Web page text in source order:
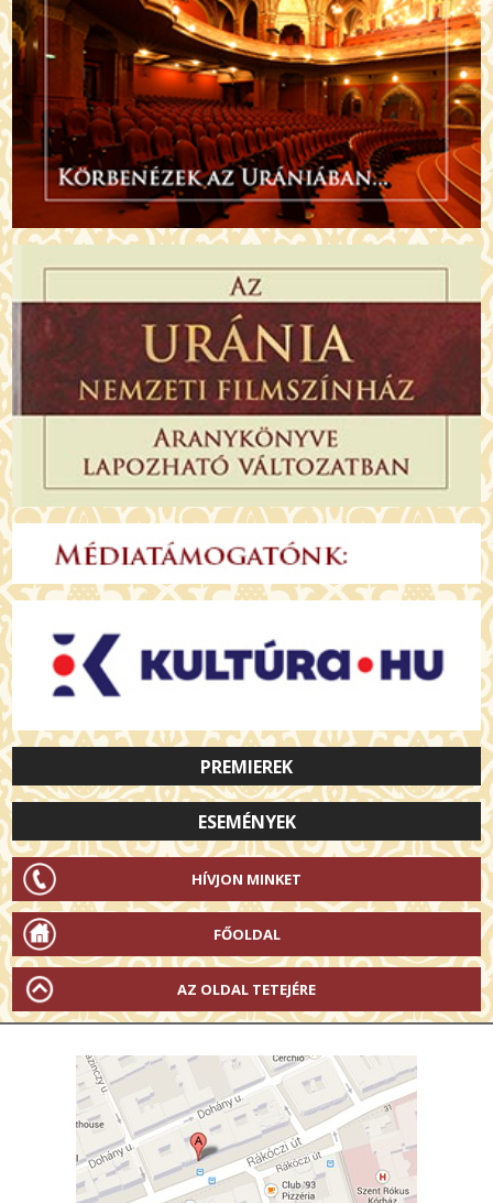
PREMIEREK
ESEMÉNYEK
HÍVJON MINKET
FŐOLDAL
AZ OLDAL TETEJÉRE